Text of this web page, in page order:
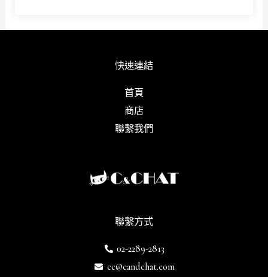
聯繫方式
02-2289-2813
cc@candchat.com
快速連結
首頁
商店
聯繫我們